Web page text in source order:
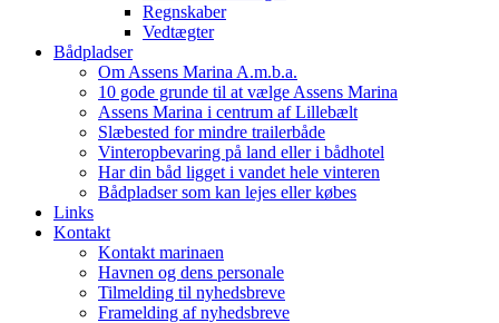
Regnskaber
Vedtægter
Bådpladser
Om Assens Marina A.m.b.a.
10 gode grunde til at vælge Assens Marina
Assens Marina i centrum af Lillebælt
Slæbested for mindre trailerbåde
Vinteropbevaring på land eller i bådhotel
Har din båd ligget i vandet hele vinteren
Bådpladser som kan lejes eller købes
Links
Kontakt
Kontakt marinaen
Havnen og dens personale
Tilmelding til nyhedsbreve
Framelding af nyhedsbreve